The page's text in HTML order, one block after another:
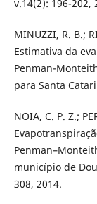
v.14(2): 196-202,
MINUZZI, R. B.;
Estimativa da
Penman-
para Santa
NOIA, C. P. Z.;
município de
308, 2014.